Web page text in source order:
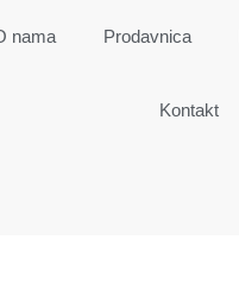
nama Prodavnica
Kontakt